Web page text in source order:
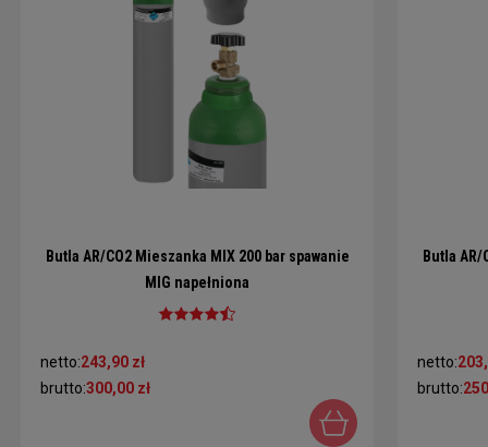
Butla AR/CO2 Mieszanka MIX 200 bar spawanie
MIG napełniona
netto:243,90 zł
brutto:300,00 zł
Butla
netto:
brutto: